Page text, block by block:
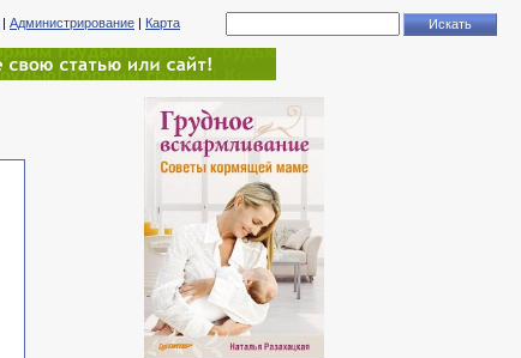
| Администрирование | Карта